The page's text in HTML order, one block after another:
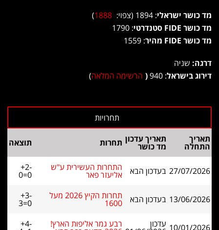
מד כושר ישראלי: 1894 (צפוי: 1888
)
מד כושר FIDE סטנדרטי
: 1790
מד כושר FIDE מהיר
: 1559
דרגה: שניה
דירוג בישראל: 940
( הרשימה המלאה)
תאריך
התחלה
תאריך עדכון
מד כושר תחרות תוצאה
27/07/2026 בעדכון הבא התחרות העשירית ע"ש
אליעזר פאר
+2-
0=0
13/06/2026 בעדכון הבא תחרות הקיץ 2026 מעל
1600
+3-
3=0
10/01/2026 עדכון רבע גמר אליפות הארץ! +4-